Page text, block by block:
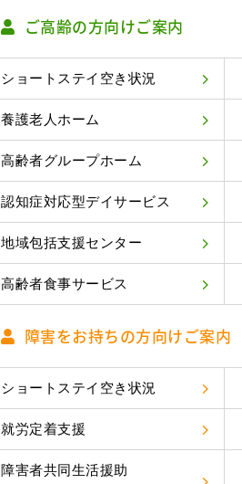
ご高齢の方向けご案内
ショートステイ空き状況
養護老人ホーム
高齢者グループホーム
認知症対応型デイサービス
地域包括支援センター
高齢者食事サービス
障害をお持ちの方向けご案内
ショートステイ空き状況
就労定着支援
障害者共同生活援助